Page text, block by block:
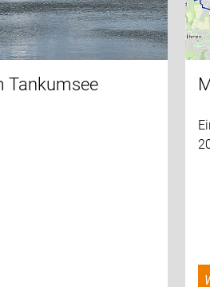
Tankumsee